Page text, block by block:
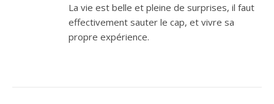
La vie est belle et pleine de surprises, il faut
effectivement sauter le cap, et vivre sa
propre expérience.